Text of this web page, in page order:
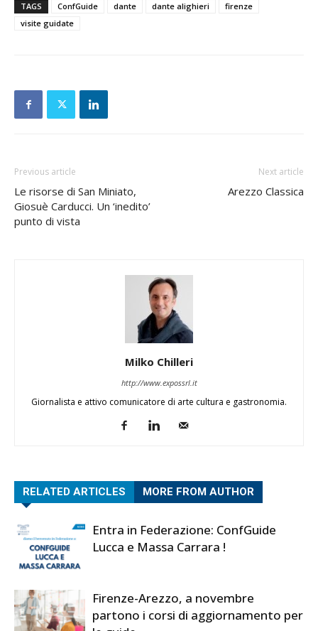
TAGS ConfGuide dante dante alighieri
firenze
visite guidate
Previous article
Le risorse di San Miniato,
Giosuè Carducci. Un ‘inedito’
punto di vista
Next article
Arezzo Classica
Milko Chilleri
http://www.expossrl.it
Giornalista e attivo comunicatore di arte cultura e gastronomia.
RELATED ARTICLES MORE FROM AUTHOR
Entra in Federazione: ConfGuide
Lucca e Massa Carrara !
Firenze-Arezzo, a novembre
partono i corsi di aggiornamento per